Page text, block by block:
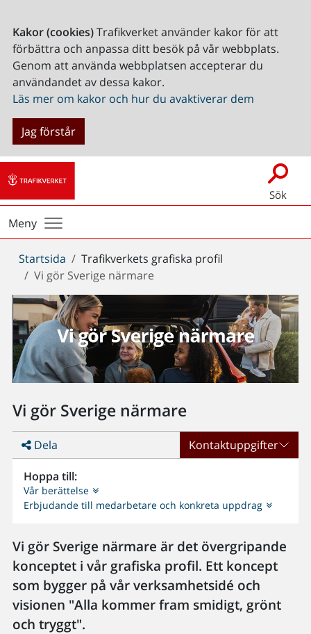
Kakor (cookies)Trafikverket använder kakor för att
förbättra och anpassa ditt besök på vår webbplats.
Genom att använda webbplatsen accepterar du
användandet av dessa kakor.
Läs mer om kakor och hur du avaktiverar dem
Jag förstår
Sök
Meny
Du
är
här:
Startsida
Trafikverkets grafiska profil
Vi gör Sverige närmare
Vi gör Sverige närmare
Dela Kontaktuppgifter
Hoppa till:
Vår berättelse
Erbjudande till medarbetare och konkreta uppdrag
Vi gör Sverige närmare är det övergripande
konceptet i vår grafiska profil. Ett koncept
som bygger på vår verksamhetsidé och
visionen "Alla kommer fram smidigt, grönt
och tryggt".